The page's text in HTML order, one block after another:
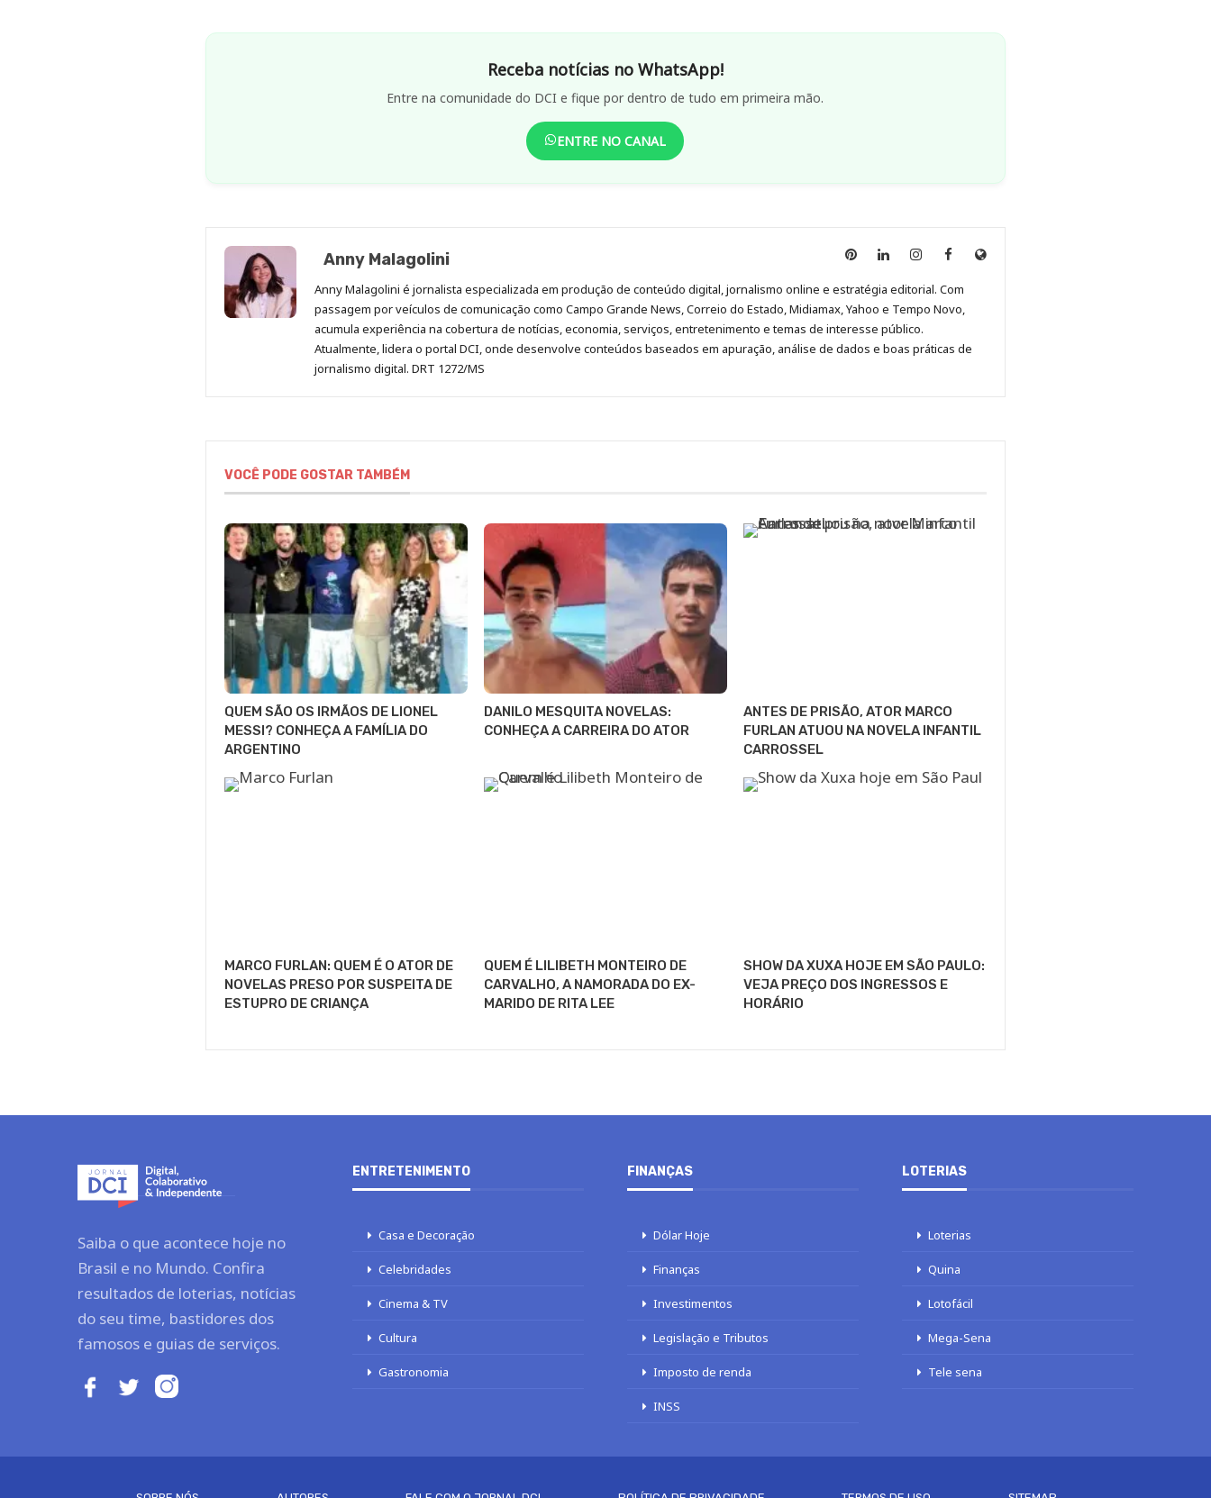
Receba notícias no WhatsApp!
Entre na comunidade do DCI e fique por dentro de tudo em primeira mão.
ENTRE NO CANAL
Anny Malagolini
Anny
no
Pinterest
Anny
no
LinkedIn
Anny
no
Instagram
Anny
no
Facebook
Site
Anny Malagolini é jornalista especializada em produção de conteúdo digital, jornalismo online e estratégia editorial. Com
passagem por veículos de comunicação como Campo Grande News, Correio do Estado, Midiamax, Yahoo e Tempo Novo,
acumula experiência na cobertura de notícias, economia, serviços, entretenimento e temas de interesse público.
Atualmente, lidera o portal DCI, onde desenvolve conteúdos baseados em apuração, análise de dados e boas práticas de
jornalismo digital. DRT 1272/MS
VOCÊ PODE GOSTAR TAMBÉM
QUEM SÃO OS IRMÃOS DE LIONEL
MESSI? CONHEÇA A FAMÍLIA DO
ARGENTINO
DANILO MESQUITA NOVELAS:
CONHEÇA A CARREIRA DO ATOR
ANTES DE PRISÃO, ATOR MARCO
FURLAN ATUOU NA NOVELA INFANTIL
CARROSSEL
MARCO FURLAN: QUEM É O ATOR DE
NOVELAS PRESO POR SUSPEITA DE
ESTUPRO DE CRIANÇA
QUEM É LILIBETH MONTEIRO DE
CARVALHO, A NAMORADA DO EX-
MARIDO DE RITA LEE
SHOW DA XUXA HOJE EM SÃO PAULO:
VEJA PREÇO DOS INGRESSOS E
HORÁRIO
Saiba o que acontece hoje no
Brasil e no Mundo. Confira
resultados de loterias, notícias
do seu time, bastidores dos
famosos e guias de serviços.
ENTRETENIMENTO
Casa e Decoração
Celebridades
Cinema & TV
Cultura
Gastronomia
FINANÇAS
Dólar Hoje
Finanças
Investimentos
Legislação e Tributos
Imposto de renda
INSS
LOTERIAS
Loterias
Quina
Lotofácil
Mega-Sena
Tele sena